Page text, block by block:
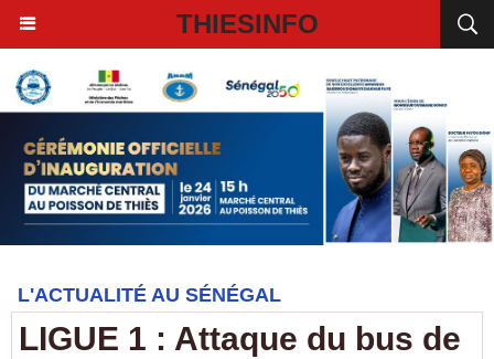
THIESINFO
L'ACTUALITÉ AU SÉNÉGAL
LIGUE 1 : Attaque du bus de